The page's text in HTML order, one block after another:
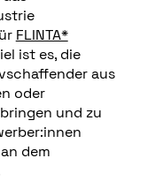
FLINTA*
ist es, die
aus
oder
und zu
dem